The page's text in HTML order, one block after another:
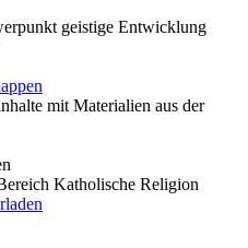
geistige Entwicklung
mit Materialien aus der
Katholische Religion